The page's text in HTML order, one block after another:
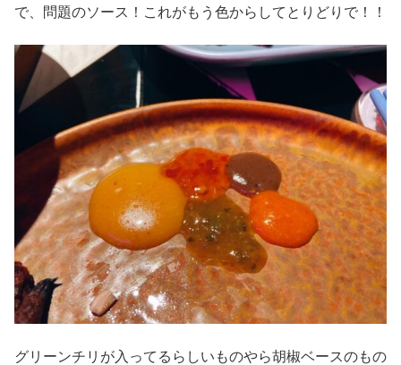
で、問題のソース！これがもう色からしてとりどりで！！
グリーンチリが入ってるらしいものやら胡椒ベースのもの